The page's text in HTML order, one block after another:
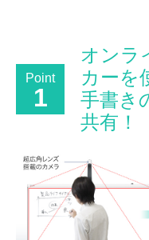
Point
1
オンラ
カーを
手書き
共有！